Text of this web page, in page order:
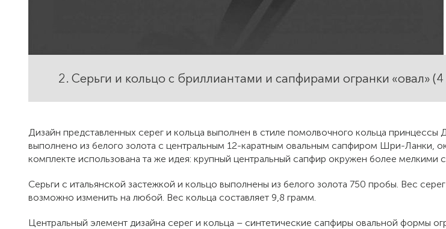
2. Серьги и кольцо с бриллиантами и сапфирами огранки «овал»
Дизайн представленных серег и кольца выполнен в стиле помолвочного кольца
выполнено из белого золота с центральным 12-каратным овальным сапфиром Шри-Ланки,
комплекте использована та же идея: крупный центральный сапфир окружен более мелкими
Серьги с итальянской застежкой и кольцо выполнены из белого золота 750 пробы. Вес
возможно изменить на любой. Вес кольца составляет 9,8 грамм.
Центральный элемент дизайна серег и кольца – синтетические сапфиры овальной формы